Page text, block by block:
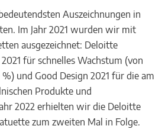
Auszeichnungen in
Im Jahr 2021 wurden wir mit
ausgezeichnet: Deloitte
für schnelles Wachstum (von
und Good Design 2021 für die am
Produkte und
2022 erhielten wir die Deloitte
zum zweiten Mal in Folge.